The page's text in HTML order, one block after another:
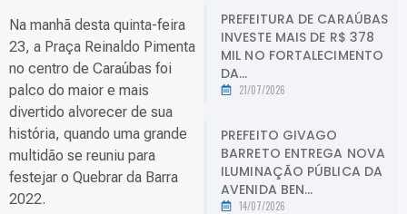
Na manhã desta quinta-feira
23, a Praça Reinaldo Pimenta
no centro de Caraúbas foi
palco do maior e mais
divertido alvorecer de sua
história, quando uma grande
multidão se reuniu para
festejar o Quebrar da Barra
2022.
PREFEITURA DE CARAÚBAS
INVESTE MAIS DE R$ 378
MIL NO FORTALECIMENTO
DA...
21/07/2026
PREFEITO GIVAGO
BARRETO ENTREGA NOVA
ILUMINAÇÃO PÚBLICA DA
AVENIDA BEN...
14/07/2026